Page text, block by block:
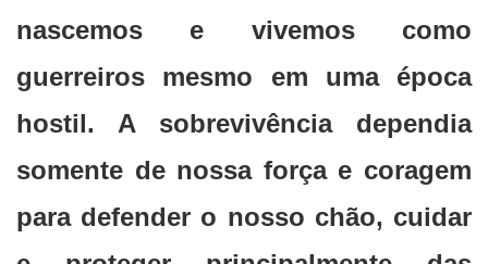
nascemos e vivemos como
guerreiros mesmo em uma época
hostil. A sobrevivência dependia
somente de nossa força e coragem
para defender o nosso chão, cuidar